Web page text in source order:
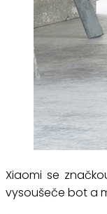
Xiaomi se
vysoušeče bot a